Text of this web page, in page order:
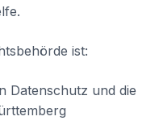
ist:
Datenschutz und die